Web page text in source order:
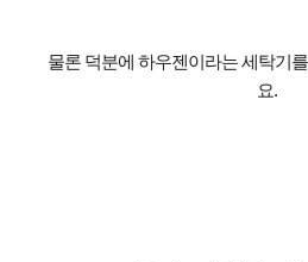
물론 덕분에 하우젠이라는 세탁기
요.